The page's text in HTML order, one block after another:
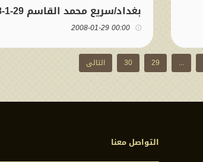
بغداد/سريع محمد القاسم 29-1-2008
00:00 2008-01-29
...
29
30 التالی
التواصل معنا